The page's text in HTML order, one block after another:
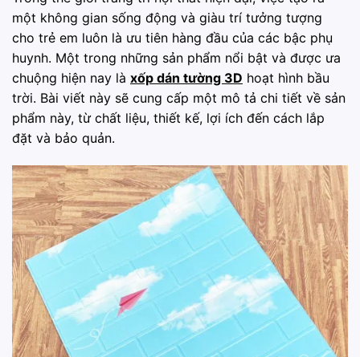
một không gian sống động và giàu trí tưởng tượng
cho trẻ em luôn là ưu tiên hàng đầu của các bậc phụ
huynh. Một trong những sản phẩm nổi bật và được ưa
chuộng hiện nay là xốp dán tường 3D hoạt hình bầu
trời. Bài viết này sẽ cung cấp một mô tả chi tiết về sản
phẩm này, từ chất liệu, thiết kế, lợi ích đến cách lắp
đặt và bảo quản.